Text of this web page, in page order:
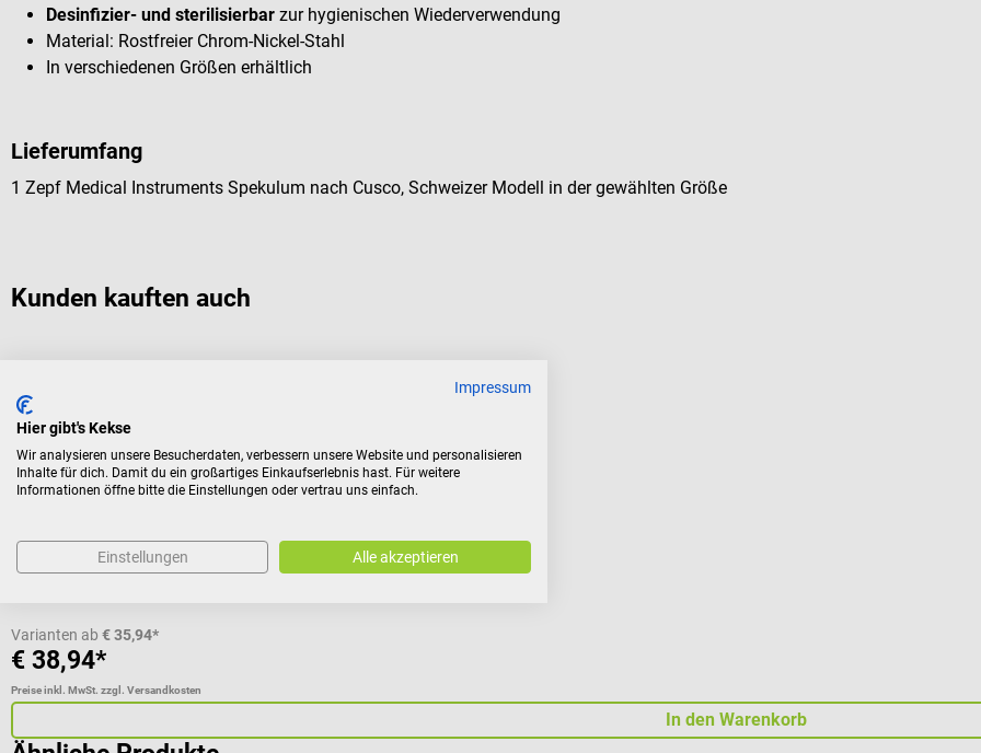
Desinfizier- und sterilisierbar zur hygienischen Wiederverwendung
Material: Rostfreier Chrom-Nickel-Stahl
In verschiedenen Größen erhältlich
Lieferumfang
1 Zepf Medical Instruments Spekulum nach Cusco, Schweizer Modell in der gewählten Größe
Kunden kauften auch
Spekulum nach Cusco, Schweizer Modell
Zur Untersuchung der Scheide & des Muttermundes
Varianten ab € 35,94*
€ 38,94*
Preise inkl. MwSt. zzgl. Versandkosten
In den Warenkorb
Impressum
Hier gibt's Kekse
Wir analysieren unsere Besucherdaten, verbessern unsere Website und personalisieren
Inhalte für dich. Damit du ein großartiges Einkaufserlebnis hast. Für weitere
Informationen öffne bitte die Einstellungen oder vertrau uns einfach.
Einstellungen Alle akzeptieren